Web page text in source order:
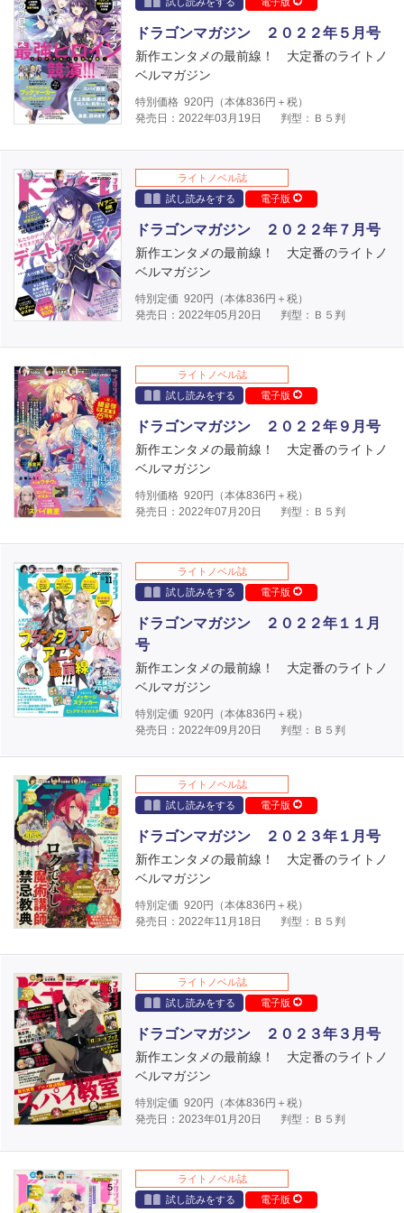
ドラゴンマガジン ２０２２年５月号
新作エンタメの最前線！ 大定番のライトノ
ベルマガジン
特別価格 920円（本体836 円＋税）
発売日：2022年03月19日
判型：Ｂ５判
ライトノベル誌
試し読みをする
電子版
ドラゴンマガジン ２０２２年７月号
新作エンタメの最前線！ 大定番のライトノ
ベルマガジン
特別定価 920円（本体836 円＋税）
発売日：2022年05月20日
判型：Ｂ５判
ライトノベル誌
試し読みをする
電子版
ドラゴンマガジン ２０２２年９月号
新作エンタメの最前線！ 大定番のライトノ
ベルマガジン
特別価格 920円（本体836 円＋税）
発売日：2022年07月20日
判型：Ｂ５判
ライトノベル誌
試し読みをする
電子版
ドラゴンマガジン ２０２２年１１月
号
新作エンタメの最前線！ 大定番のライトノ
ベルマガジン
特別定価 920円（本体836 円＋税）
発売日：2022年09月20日
判型：Ｂ５判
ライトノベル誌
試し読みをする
電子版
ドラゴンマガジン ２０２３年１月号
新作エンタメの最前線！ 大定番のライトノ
ベルマガジン
特別定価 920円（本体836 円＋税）
発売日：2022年11月18日
判型：Ｂ５判
ライトノベル誌
試し読みをする
電子版
ドラゴンマガジン ２０２３年３月号
新作エンタメの最前線！ 大定番のライトノ
ベルマガジン
特別定価 920円（本体836 円＋税）
発売日：2023年01月20日
判型：Ｂ５判
ライトノベル誌
試し読みをする
電子版